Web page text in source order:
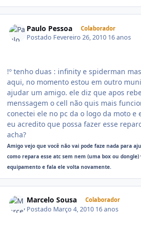
Paulo Pessoa Colaborador
Postado Fevereiro 26, 2010 16 anos
!º tenho duas : infinity e spiderman
aqui, no momento estou em outro
ajudar um amigo. ele diz que apos
menssagem o cell não quis mais
conectei ele no pc da o logo da moto e
eu acredito que possa fazer esse
acha?
Amigo vejo que você não vai pode faze nada para
como repara esse atc sem nem (uma box ou
equipamento e fala ele volta novamente.
Marcelo Sousa Colaborador
Postado Março 4, 2010 16 anos